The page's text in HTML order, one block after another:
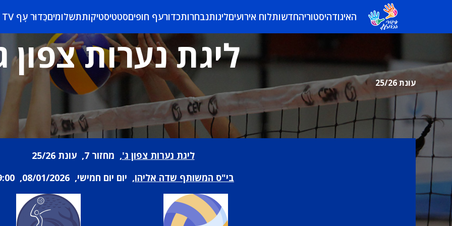
האיגודהיסטוריהחדשותלוח אירועיםליגותנבחרותכדורעף חופיםסטטיסטיקותתשלומיםכַּדוּר עָף TV
ליגת נערות צפון
עונת 25/26
ליגת נערות צפון ג', מחזור 7, עונת 25/26
בי"ס המשותף שדה אליהו, יום יום חמישי, 08/01/2026, 19:00